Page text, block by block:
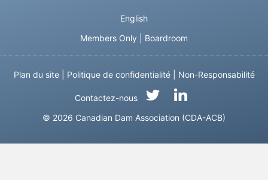
English
Members Only
Boardroom
Plan du site| Politique de confidentialité| Non-Responsabilité
Contactez-nous
© 2026 Canadian Dam Association (CDA-ACB)